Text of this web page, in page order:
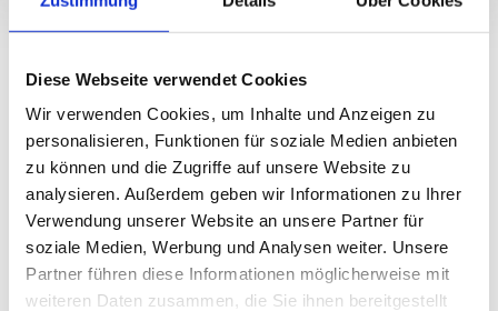
Diese Webseite verwendet Cookies
Wir verwenden Cookies, um Inhalte und Anzeigen zu
personalisieren, Funktionen für soziale Medien anbieten
zu können und die Zugriffe auf unsere Website zu
analysieren. Außerdem geben wir Informationen zu Ihrer
Verwendung unserer Website an unsere Partner für
soziale Medien, Werbung und Analysen weiter. Unsere
Partner führen diese Informationen möglicherweise mit
weiteren Daten zusammen, die Sie ihnen bereitgestellt
STORIES FROM STAUDACHERHOF
SUMMER HOLIDAYS – BIG
ONES. SMALL ONES. AND ALL
TOGETHER.